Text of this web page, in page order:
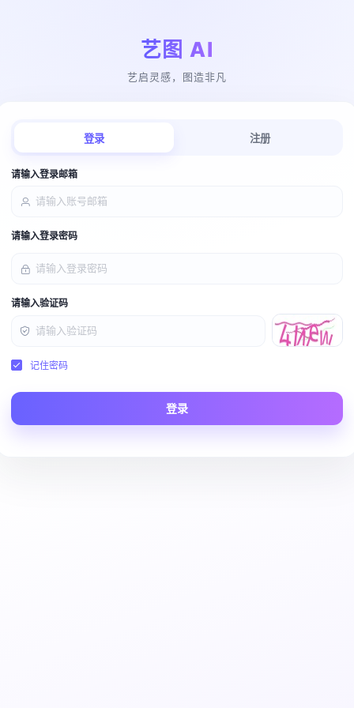
艺图 AI
艺启灵感，图造非凡
登录 注册
请输入登录邮箱
请输入登录密码
请输入验证码
记住密码
登录